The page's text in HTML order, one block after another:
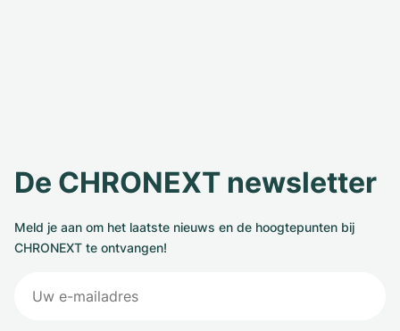
De CHRONEXT newsletter
Meld je aan om het laatste nieuws en de hoogtepunten bij
CHRONEXT te ontvangen!